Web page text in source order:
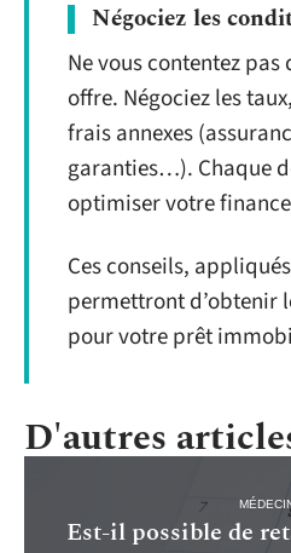
Négociez les
Ne vous contentez
offre. Négociez les
frais annexes
garanties…). Chaque
optimiser votre
Ces conseils,
permettront d’obtenir
pour votre prêt
D'autres
Est-il possible de